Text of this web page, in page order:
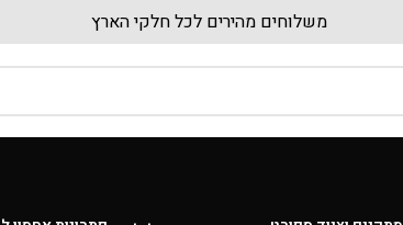
משלוחים מהירים לכל חלקי הארץ